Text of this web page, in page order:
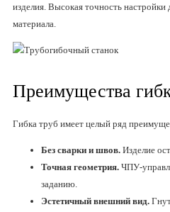
изделия. Высокая точность
материала.
Преимущества
Гибка труб имеет целый ряд
Без сварки и швов. Изделие
Точная геометрия. ЧПУ-
заданию.
Эстетичный внешний вид.